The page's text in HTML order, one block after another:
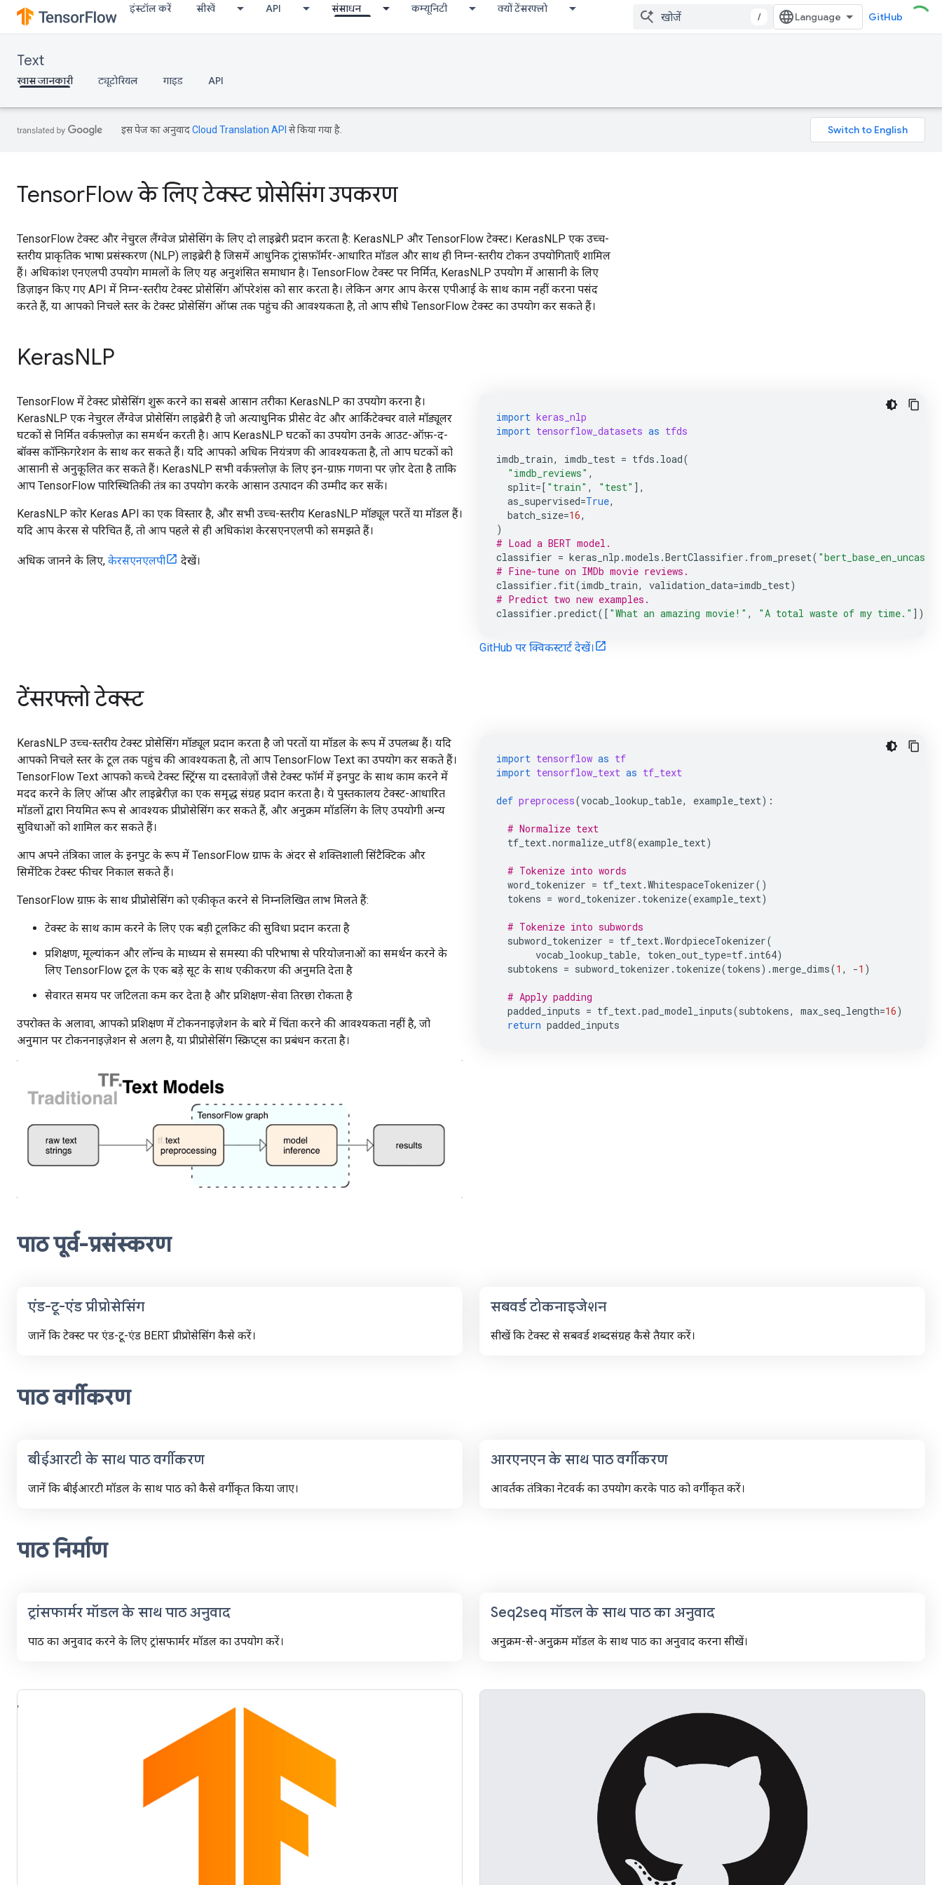
इंस्टॉल करें सीखें API संसाधन कम्यूनिटी क्यों टेंसरफ्लो
/ GitHub
Text
खास जानकारी ट्यूटोरियल गाइड API
इस पेज का अनुवादCloud Translation API से किया गया है.
TensorFlow के लिए टेक्स्ट प्रोसेसिंग उपकरण
TensorFlow टेक्स्ट और नेचुरल लैंग्वेज प्रोसेसिंग के लिए दो लाइब्रेरी प्रदान करता है: KerasNLP और TensorFlow टेक्स्ट। KerasNLP एक उच्च-
स्तरीय प्राकृतिक भाषा प्रसंस्करण (NLP) लाइब्रेरी है जिसमें आधुनिक ट्रांसफ़ॉर्मर-आधारित मॉडल और साथ ही निम्न-स्तरीय टोकन उपयोगिताएँ शामिल
हैं। अधिकांश एनएलपी उपयोग मामलों के लिए यह अनुशंसित समाधान है। TensorFlow टेक्स्ट पर निर्मित, KerasNLP उपयोग में आसानी के लिए
डिज़ाइन किए गए API में निम्न-स्तरीय टेक्स्ट प्रोसेसिंग ऑपरेशंस को सार करता है। लेकिन अगर आप केरस एपीआई के साथ काम नहीं करना पसंद
करते हैं, या आपको निचले स्तर के टेक्स्ट प्रोसेसिंग ऑप्स तक पहुंच की आवश्यकता है, तो आप सीधे TensorFlow टेक्स्ट का उपयोग कर सकते हैं।
KerasNLP
import keras_nlp
import tensorflow_datasets as tfds
imdb_train, imdb_test = tfds . load(
"imdb_reviews" ,
split=[ "train" , "test" ],
as_supervised=True,
batch_size=16,
)
# Load a BERT model.
classifier = keras_nlp .models .BertClassifier . from_preset( "bert_base_en_uncased"
# Fine-tune on IMDb movie reviews.
classifier . fit(imdb_train, validation_data=imdb_test)
# Predict two new examples.
classifier .predict([ "What an amazing movie!" , "A total waste of my time." ])
GitHub पर क्विकस्टार्ट देखें।
TensorFlow में टेक्स्ट प्रोसेसिंग शुरू करने का सबसे आसान तरीका KerasNLP का उपयोग करना है।
KerasNLP एक नेचुरल लैंग्वेज प्रोसेसिंग लाइब्रेरी है जो अत्याधुनिक प्रीसेट वेट और आर्किटेक्चर वाले मॉड्यूलर
घटकों से निर्मित वर्कफ़्लोज़ का समर्थन करती है। आप KerasNLP घटकों का उपयोग उनके आउट-ऑफ़-द-
बॉक्स कॉन्फ़िगरेशन के साथ कर सकते हैं। यदि आपको अधिक नियंत्रण की आवश्यकता है, तो आप घटकों को
आसानी से अनुकूलित कर सकते हैं। KerasNLP सभी वर्कफ़्लोज़ के लिए इन-ग्राफ़ गणना पर ज़ोर देता है ताकि
आप TensorFlow पारिस्थितिकी तंत्र का उपयोग करके आसान उत्पादन की उम्मीद कर सकें।
KerasNLP कोर Keras API का एक विस्तार है, और सभी उच्च-स्तरीय KerasNLP मॉड्यूल परतें या मॉडल हैं।
यदि आप केरस से परिचित हैं, तो आप पहले से ही अधिकांश केरसएनएलपी को समझते हैं।
अधिक जानने के लिए, केरसएनएलपी देखें।
टेंसरफ्लो टेक्स्ट
import tensorflow as tf
import tensorflow_text as tf_text
def preprocess(vocab_lookup_table, example_text):
# Normalize text
tf_text.normalize_utf8(example_text)
# Tokenize into words
word_tokenizer = tf_text.WhitespaceTokenizer()
tokens = word_tokenizer . tokenize(example_text)
# Tokenize into subwords
subword_tokenizer = tf_text.WordpieceTokenizer(
vocab_lookup_table, token_out_type=tf. int64)
subtokens = subword_tokenizer . tokenize(tokens) .merge_dims(1 , -1 )
# Apply padding
padded_inputs = tf_text.pad_model_inputs(subtokens, max_seq_length=16)
return padded_inputs
KerasNLP उच्च-स्तरीय टेक्स्ट प्रोसेसिंग मॉड्यूल प्रदान करता है जो परतों या मॉडल के रूप में उपलब्ध हैं। यदि
आपको निचले स्तर के टूल तक पहुंच की आवश्यकता है, तो आप TensorFlow Text का उपयोग कर सकते हैं।
TensorFlow Text आपको कच्चे टेक्स्ट स्ट्रिंग्स या दस्तावेज़ों जैसे टेक्स्ट फॉर्म में इनपुट के साथ काम करने में
मदद करने के लिए ऑप्स और लाइब्रेरीज़ का एक समृद्ध संग्रह प्रदान करता है। ये पुस्तकालय टेक्स्ट-आधारित
मॉडलों द्वारा नियमित रूप से आवश्यक प्रीप्रोसेसिंग कर सकते हैं, और अनुक्रम मॉडलिंग के लिए उपयोगी अन्य
सुविधाओं को शामिल कर सकते हैं।
आप अपने तंत्रिका जाल के इनपुट के रूप में TensorFlow ग्राफ के अंदर से शक्तिशाली सिंटैक्टिक और
सिमेंटिक टेक्स्ट फीचर निकाल सकते हैं।
TensorFlow ग्राफ़ के साथ प्रीप्रोसेसिंग को एकीकृत करने से निम्नलिखित लाभ मिलते हैं:
टेक्स्ट के साथ काम करने के लिए एक बड़ी टूलकिट की सुविधा प्रदान करता है
प्रशिक्षण, मूल्यांकन और लॉन्च के माध्यम से समस्या की परिभाषा से परियोजनाओं का समर्थन करने के
लिए TensorFlow टूल के एक बड़े सूट के साथ एकीकरण की अनुमति देता है
सेवारत समय पर जटिलता कम कर देता है और प्रशिक्षण-सेवा तिरछा रोकता है
उपरोक्त के अलावा, आपको प्रशिक्षण में टोकननाइज़ेशन के बारे में चिंता करने की आवश्यकता नहीं है, जो
अनुमान पर टोकननाइज़ेशन से अलग है, या प्रीप्रोसेसिंग स्क्रिप्ट्स का प्रबंधन करता है।
पाठ पूर्व-प्रसंस्करण
एंड-टू-एंड प्रीप्रोसेसिंग
जानें कि टेक्स्ट पर एंड-टू-एंड BERT प्रीप्रोसेसिंग कैसे करें।
सबवर्ड टोकनाइजेशन
सीखें कि टेक्स्ट से सबवर्ड शब्दसंग्रह कैसे तैयार करें।
पाठ वर्गीकरण
बीईआरटी के साथ पाठ वर्गीकरण
जानें कि बीईआरटी मॉडल के साथ पाठ को कैसे वर्गीकृत किया जाए।
आरएनएन के साथ पाठ वर्गीकरण
आवर्तक तंत्रिका नेटवर्क का उपयोग करके पाठ को वर्गीकृत करें।
पाठ निर्माण
ट्रांसफार्मर मॉडल के साथ पाठ अनुवाद
पाठ का अनुवाद करने के लिए ट्रांसफार्मर मॉडल का उपयोग करें।
Seq2seq मॉडल के साथ पाठ का अनुवाद
अनुक्रम-से-अनुक्रम मॉडल के साथ पाठ का अनुवाद करना सीखें।